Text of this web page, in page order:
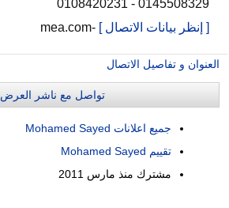
0145508329 - 0108420231
[ إنظر بيانات الاتصال ] -mea.com
العنوان و تفاصيل الاتصال
تواصل مع ناشر العرض
جميع اعلانات Mohamed Sayed
تقييم Mohamed Sayed
مشترك منذ مارس 2011